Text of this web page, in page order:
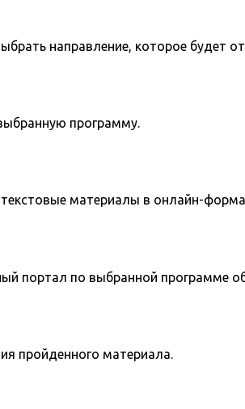
направление, которое будет
программу.
материалы в онлайн-
портал по выбранной программе
пройденного материала.